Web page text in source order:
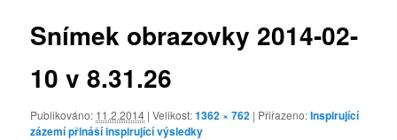
Snímek obrazovky 2014-02-
10 v 8.31.26
Publikováno: 11.2.2014 | Velikost:1362 × 762 | Přiřazeno:Inspirující
zázemí přináší inspirující výsledky